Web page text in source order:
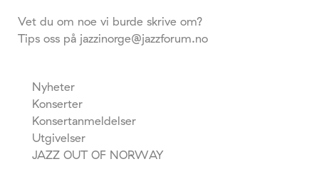
Vet du om noe vi burde skrive om?
Tips oss på jazzinorge@jazzforum.no
Nyheter
Konserter
Konsertanmeldelser
Utgivelser
JAZZ OUT OF NORWAY